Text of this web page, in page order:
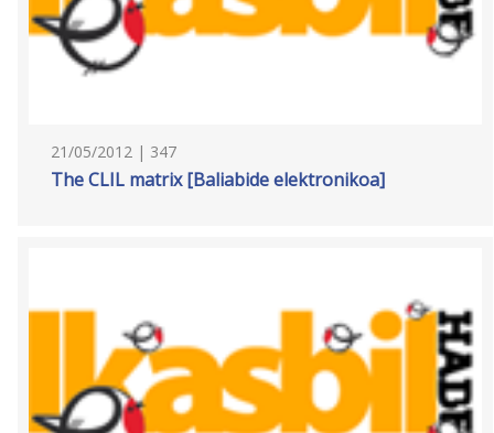
21/05/2012 | 347
The CLIL matrix [Baliabide elektronikoa]